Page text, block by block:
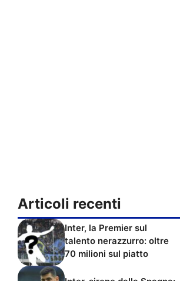
Articoli recenti
Inter, la Premier sul
talento nerazzurro: oltre
70 milioni sul piatto